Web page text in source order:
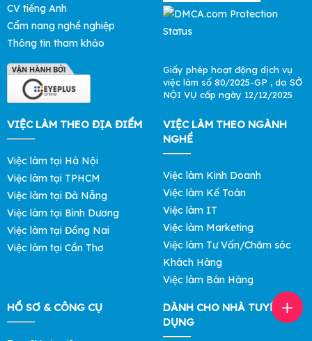
CV tiếng Anh
Cẩm nang nghề nghiệp
Thông tin tham khảo
Giấy phép hoạt động dịch vụ
việc làm số 80/2025-GP , do SỞ
NỘI VỤ cấp ngày 12/12/2025
VIỆC LÀM THEO ĐỊA ĐIỂM
Việc làm tại Hà Nội
Việc làm tại TPHCM
Việc làm tại Đà Nẵng
Việc làm tại Bình Dương
Việc làm tại Đồng Nai
Việc làm tại Cần Thơ
VIỆC LÀM THEO NGÀNH
NGHỀ
Việc làm Kinh Doanh
Việc làm Kế Toán
Việc làm IT
Việc làm Marketing
Việc làm Tư Vấn/Chăm sóc
Khách Hàng
Việc làm Bán Hàng
HỒ SƠ & CÔNG CỤ
DÀNH CHO NHÀ TUYỂN
DỤNG